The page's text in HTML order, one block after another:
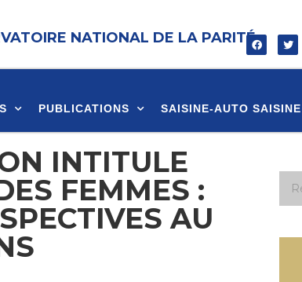
NATIONAL DE LA PARITÉ
PUBLICATIONS SAISINE-AUTO SAISINE
INTITULE
FEMMES :
AU